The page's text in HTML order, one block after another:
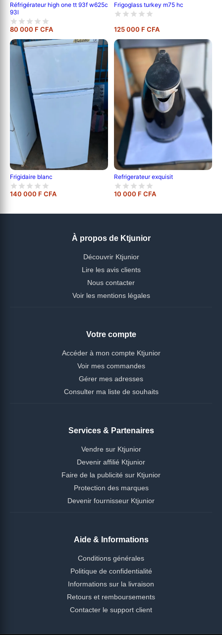
Réfrigérateur high one tt 93f w625c
93l
80 000 F CFA
Frigoglass turkey m75 hc
125 000 F CFA
Frigidaire blanc
140 000 F CFA
Refrigerateur exquisit
10 000 F CFA
À propos de Ktjunior
Découvrir Ktjunior
Lire les avis clients
Nous contacter
Voir les mentions légales
Votre compte
Accéder à mon compte Ktjunior
Voir mes commandes
Gérer mes adresses
Consulter ma liste de souhaits
Services & Partenaires
Vendre sur Ktjunior
Devenir affilié Ktjunior
Faire de la publicité sur Ktjunior
Protection des marques
Devenir fournisseur Ktjunior
Aide & Informations
Conditions générales
Politique de confidentialité
Informations sur la livraison
Retours et remboursements
Contacter le support client